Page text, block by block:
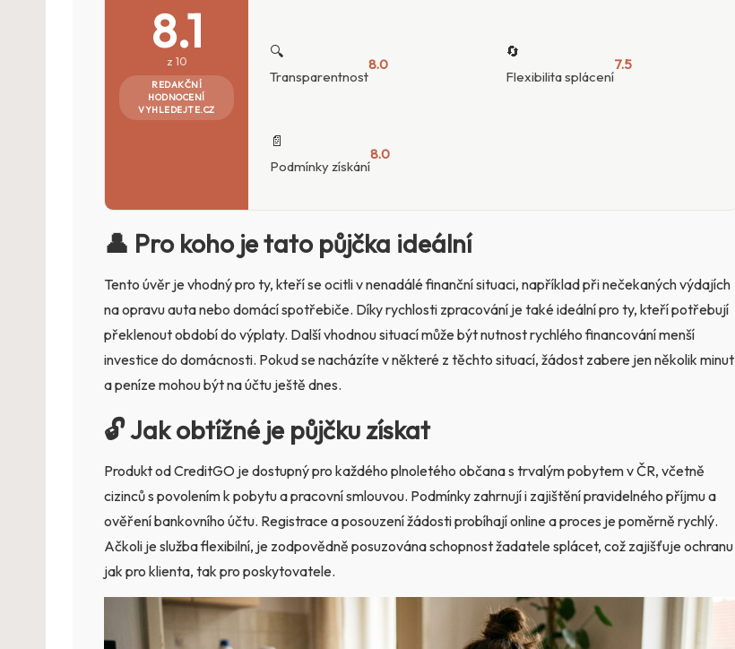
8.1
z 10
REDAKČNÍ
HODNOCENÍ
VYHLEDEJTE.CZ
🔍
Transparentnost
8.0
🔄
Flexibilita splácení
7.5
📄
Podmínky získání
8.0
👤 Pro koho je tato půjčka ideální
Tento úvěr je vhodný pro ty, kteří se ocitli v nenadálé finanční situaci, například při nečekaných výdajích
na opravu auta nebo domácí spotřebiče. Díky rychlosti zpracování je také ideální pro ty, kteří potřebují
překlenout období do výplaty. Další vhodnou situací může být nutnost rychlého financování menší
investice do domácnosti. Pokud se nacházíte v některé z těchto situací, žádost zabere jen několik minut
a peníze mohou být na účtu ještě dnes.
🔓 Jak obtížné je půjčku získat
Produkt od CreditGO je dostupný pro každého plnoletého občana s trvalým pobytem v ČR, včetně
cizinců s povolením k pobytu a pracovní smlouvou. Podmínky zahrnují i zajištění pravidelného příjmu a
ověření bankovního účtu. Registrace a posouzení žádosti probíhají online a proces je poměrně rychlý.
Ačkoli je služba flexibilní, je zodpovědně posuzována schopnost žadatele splácet, což zajišťuje ochranu
jak pro klienta, tak pro poskytovatele.